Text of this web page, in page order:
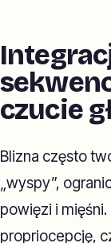
czucie
Blizna często
„wyspy”,
powięzi i
propriocepcję,